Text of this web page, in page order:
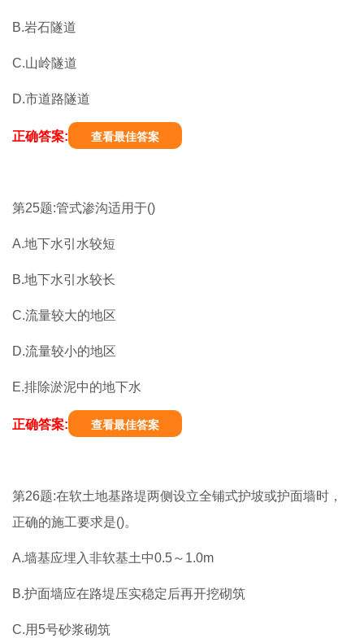
B.岩石隧道
C.山岭隧道
D.市道路隧道
正确答案: 查看最佳答案
第25题:管式渗沟适用于()
A.地下水引水较短
B.地下水引水较长
C.流量较大的地区
D.流量较小的地区
E.排除淤泥中的地下水
正确答案: 查看最佳答案
第26题:在软土地基路堤两侧设立全铺式护坡或护面墙时，
正确的施工要求是()。
A.墙基应埋入非软基土中0.5～1.0m
B.护面墙应在路堤压实稳定后再开挖砌筑
C.用5号砂浆砌筑